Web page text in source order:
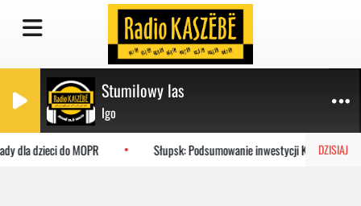
Stumilowy las
Igo
DZISIAJ
dla dzieci do MOPR Słupsk: Podsumowanie inwestycji KPO w szpitalu